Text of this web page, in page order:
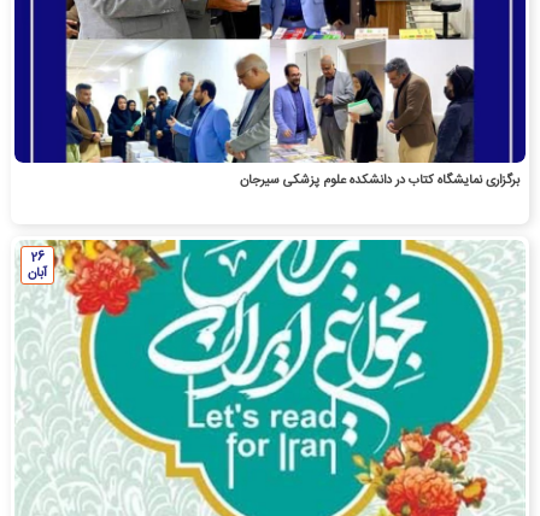
برگزاری نمایشگاه کتاب در دانشکده علوم پزشکی سیرجان
26
آبان